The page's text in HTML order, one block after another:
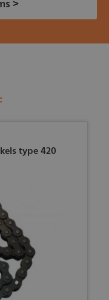
>
type 420